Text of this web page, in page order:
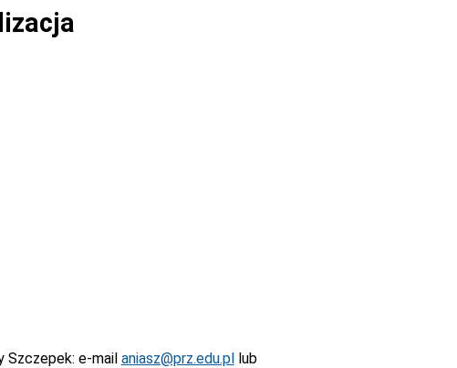
Szczepek: e-mail aniasz@prz.edu.pllub